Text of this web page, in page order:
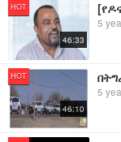
HOT
46:33
5
HOT
46:10
5